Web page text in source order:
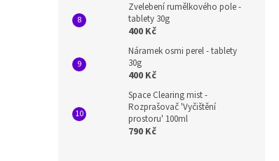
Zvelebení rumělkového pole -
tablety 30g
400 Kč
Náramek osmi perel - tablety
30g
400 Kč
Space Clearing mist -
Rozprašovač 'Vyčištění
prostoru' 100ml
790 Kč